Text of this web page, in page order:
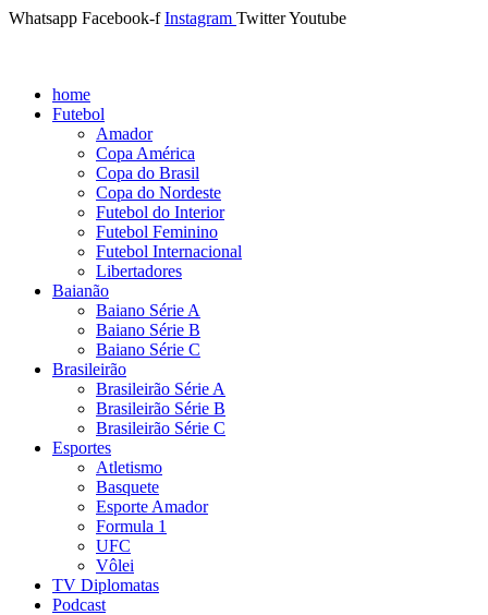
Whatsapp Facebook-f Instagram TwitterYoutube
home
Futebol
Amador
Copa América
Copa do Brasil
Copa do Nordeste
Futebol do Interior
Futebol Feminino
Futebol Internacional
Libertadores
Baianão
Baiano Série A
Baiano Série B
Baiano Série C
Brasileirão
Brasileirão Série A
Brasileirão Série B
Brasileirão Série C
Esportes
Atletismo
Basquete
Esporte Amador
Formula 1
UFC
Vôlei
TV Diplomatas
Podcast